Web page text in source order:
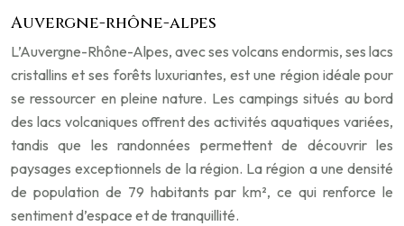
Auvergne-rhône-alpes
L’Auvergne-Rhône-Alpes, avec ses volcans endormis, ses lacs
cristallins et ses forêts luxuriantes, est une région idéale pour
se ressourcer en pleine nature. Les campings situés au bord
des lacs volcaniques offrent des activités aquatiques variées,
tandis que les randonnées permettent de découvrir les
paysages exceptionnels de la région. La région a une densité
de population de 79 habitants par km², ce qui renforce le
sentiment d’espace et de tranquillité.